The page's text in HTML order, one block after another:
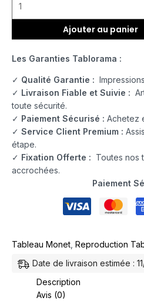
Ajouter au panier
Les Garanties Tablorama :
✓ Qualité Garantie :
✓ Livraison Fiable et Suivie :
toute sécurité.
✓ Paiement Sécurisé : Achetez
✓ Service Client Premium :
étape.
✓ Fixation Offerte : Toutes nos
accrochées.
Paiement
Tableau Monet Reproduction
Date de livraison estimée :
Description
Avis (0)